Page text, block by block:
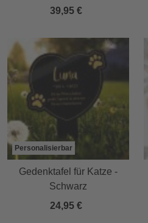
Personalisiert
39,95 €
Personalisierbar
Gedenktafel für Katze -
Schwarz
24,95 €